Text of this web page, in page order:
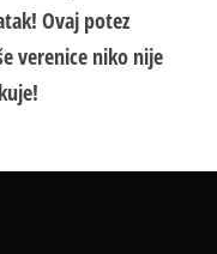
Ovaj potez
verenice niko nije